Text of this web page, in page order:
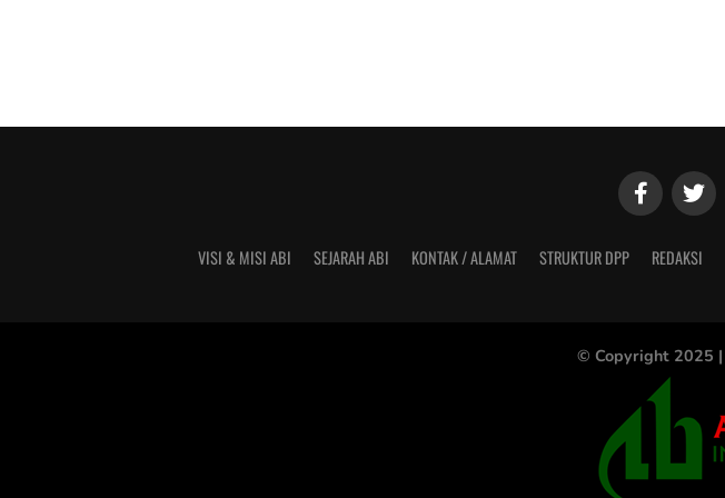
VISI & MISI ABI SEJARAH ABI KONTAK / ALAMAT STRUKTUR DPP REDAKSI
© Copyright 2025 |